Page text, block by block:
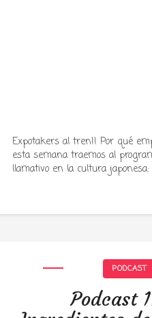
Expotakers al tren!! Por qué
esta semana traemos al
llamativo en la cultura
PODCAST
Podcast